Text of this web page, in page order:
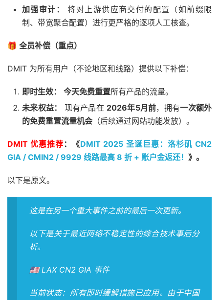
加强审计：
将对上游供应商交付的配置（如前缀限
制、带宽聚合配置）进行更严格的逐项人工核查。
🎁 全员补偿（重点）
DMIT 为所有用户（不论地区和线路）提供以下补偿：
即时生效： 今天免费重置所有产品的流量。
未来权益：
现有产品在 2026年5月前，拥有一次额外
的免费重置流量机会 （后续通过网站功能发放）。
DMIT 优惠推荐 ：《DMIT 2025 圣诞巨惠：洛杉矶 CN2
GIA / CMIN2 / 9929 线路最高 8 折 + 账户金返还！ 》。
以下是原文。
这是在另一个重大事件之前的最后一次更新。
以下是关于最近网络不稳定性的综合技术事后分
析。
🇺🇸 LAX CN2 GIA 事件
当前状态：所有即时缓解措施已应用。由于中国